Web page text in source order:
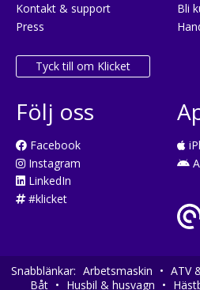
Kontakt & support
Press
Tyck till om Klicket
Bli
Följ oss
Facebook
Instagram
LinkedIn
#klicket
Snabblänkar: Arbetsmaskin • ATV
Båt • Husbil & husvagn •